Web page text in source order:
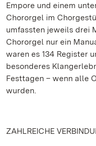
Empore und einem
Chororgel im
umfassten jeweils drei
Chororgel nur ein
waren es 134 Register
besonderes
Festtagen – wenn alle
wurden.
ZAHLREICHE